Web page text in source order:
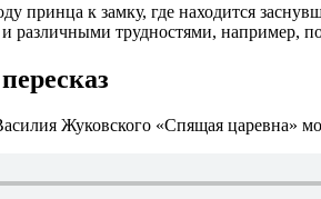
принца к замку, где находится
различными трудностями, например,
Жуковского «Спящая царевна»